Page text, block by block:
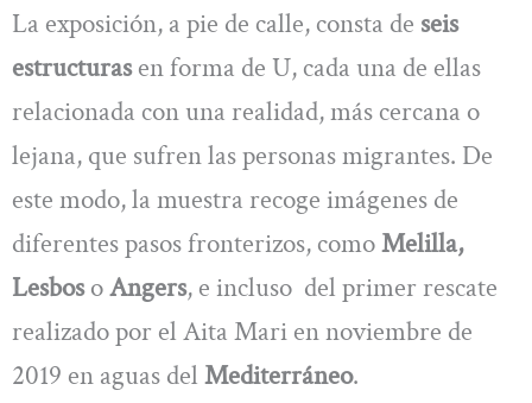
La exposición, a pie de calle, consta de seis
estructurasen forma de U, cada una de ellas
relacionada con una realidad, más cercana o
lejana, que sufren las personas migrantes. De
este modo, la muestra recoge imágenes de
diferentes pasos fronterizos, comoMelilla,
LesbosoAngers, e incluso del primer rescate
realizado por el Aita Mari en noviembre de
2019 en aguas del Mediterráneo.